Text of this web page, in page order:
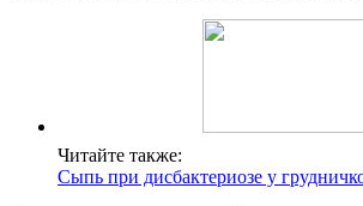
Читайте также:
Сыпь при дисбактериозе у